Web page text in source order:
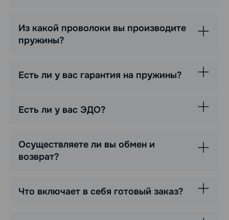
Из какой проволоки вы производите
пружины?
Есть ли у вас гарантия на пружины?
Есть ли у вас ЭДО?
Осуществляете ли вы обмен и
возврат?
Что включает в себя готовый заказ?